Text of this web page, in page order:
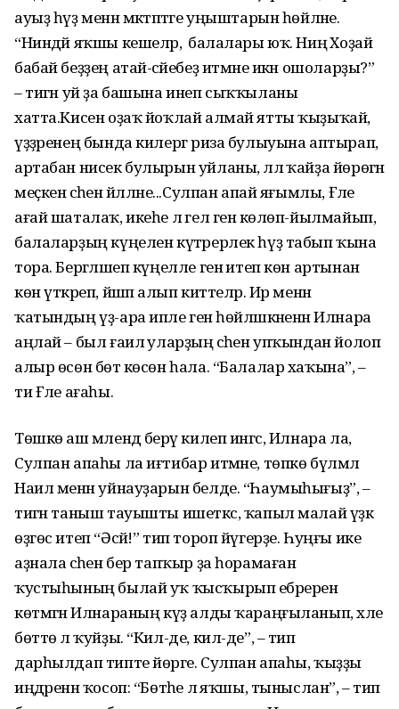
ауыҙ һүҙ менән мәктәптәге уңыштарын һөйләне.
“Ниндәй яҡшы кешеләр, ә балалары юҡ. Ниңә Хоҙай
бабай беҙҙең атай-әсәйебеҙ итмәне икән ошоларҙы?”
– тигән уй ҙа башына инеп сыҡҡыланы
хатта.Кисен оҙаҡ йоҡлай алмай ятты ҡыҙыҡай,
үҙҙәренең бында килергә риза булыуына аптырап,
артабан нисек булырын уйланы, әллә ҡайҙа йөрөгән
меҫкен әсәһен йәлләне...Сулпан апай яғымлы, Ғәле
ағай шаталаҡ, икеһе лә гел генә көлөп-йылмайып,
балаларҙың күңелен күтәрерлек һүҙ табып ҡына
тора. Бергәләшеп күңелле генә итеп көн артынан
көн үткәреп, йәшәп алып киттеләр. Ир менән
ҡатындың үҙ-ара ипле генә һөйләшкәненән Илнара
аңлай – был ғаилә уларҙың әсәһен упҡындан йолоп
алыр өсөн бөтә көсөн һала. “Балалар хаҡына”, –
ти Ғәле ағаһы.
Төшкө аш мәлендә берәү килеп ингәс, Илнара ла,
Сулпан апаһы ла иғтибар итмәне, төпкө бүлмәлә
Наил менән уйнауҙарын белде. “Һаумыһығыҙ”, –
тигән таныш тауышты ишеткәс, ҡапыл малай үҙәк
өҙгөс итеп “Әсәй!” тип тороп йүгерҙе. Һуңғы ике
аҙнала әсәһен бер тапҡыр ҙа һорамаған
ҡустыһының былай уҡ ҡыс­ҡырып ебәререн
көтмәгән Илнараның күҙ алды ҡараңғыланып, хәле
бөттө лә ҡуйҙы. “Кил-де, кил-де”, – тип
дарһылдап типте йөрәге. Сулпан апаһы, ҡыҙҙы
иңдәренән ҡосоп: “Бөтәһе лә яҡшы, тыныслан”, – тип